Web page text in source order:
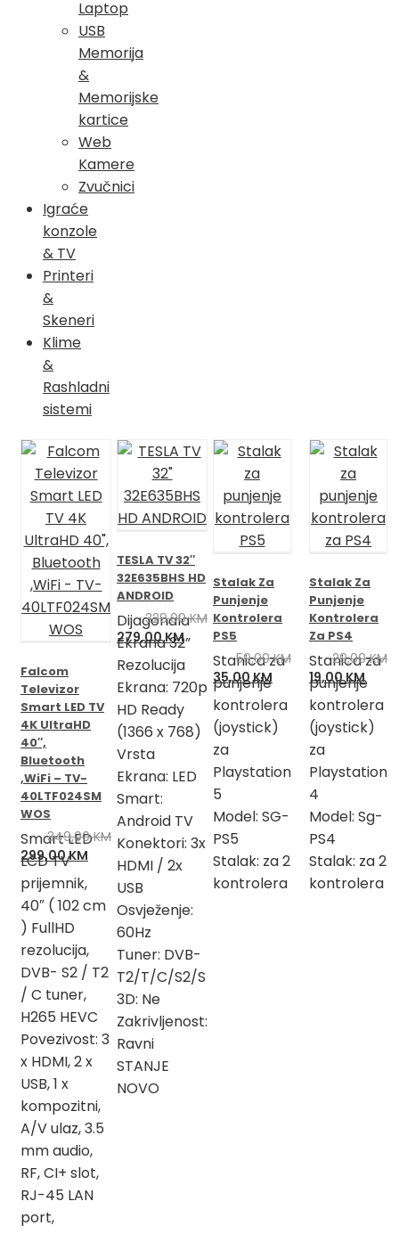
Laptop
USB
Memorija
&
Memorijske
kartice
Web
Kamere
Zvučnici
Igraće
konzole
& TV
Printeri
&
Skeneri
Klime
&
Rashladni
sistemi
Falcom
Televizor
Smart LED TV
4K UltraHD
40″,
Bluetooth
,WiFi – TV-
40LTF024SM
WOS
349,00KM
Izvorna
bila
je:
349,00 KM.
299,00KM Trenutna
cijena
299,00 KM.
Smart LED
LCD TV
prijemnik,
40″ ( 102 cm
) FullHD
rezolucija,
DVB- S2 / T2
/ C tuner,
H265 HEVC
Povezivost: 3
x HDMI, 2 x
USB, 1 x
kompozitni,
A/V ulaz, 3.5
mm audio,
RF, CI+ slot,
RJ-45 LAN
port,
TESLA TV 32″
32E635BHS HD
ANDROID
329,00KM
Izvorna
bila
je:
329,00 KM.
279,00KMTrenutna
cijena
je:
279,00 KM.
Dijagonala
Ekrana 32”
Rezolucija
Ekrana: 720p
HD Ready
(1366 x 768)
Vrsta
Ekrana: LED
Smart:
Android TV
Konektori: 3x
HDMI / 2x
USB
Osvježenje:
60Hz
Tuner: DVB-
T2/T/C/S2/S
3D: Ne
Zakrivljenost:
Ravni
STANJE
NOVO
Stalak Za
Punjenje
Kontrolera
PS5
59,00KM
Izvorna
cijena
bila
je:
59,00 KM.
35,00KM Trenutna
cijena
je:
35,00 KM.
Stanica za
punjenje
kontrolera
(joystick)
za
Playstation
5
Model: SG-
PS5
Stalak: za 2
kontrolera
Stalak Za
Punjenje
Kontrolera
Za PS4
29,00KM
Izvorna
cijena
bila
je:
29,00 KM.
19,00KM
je:
Stanica za
punjenje
kontrolera
(joystick)
za
Playstation
4
Model: Sg-
PS4
Stalak: za 2
kontrolera